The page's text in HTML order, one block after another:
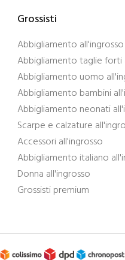
Grossisti
Abbigliamento all'ingrosso
Abbigliamento taglie forti
Abbigliamento uomo
Abbigliamento bambini
Abbigliamento neonati
Scarpe e calzature
Accessori all'ingrosso
Abbigliamento italiano
Donna all'ingrosso
Grossisti premium